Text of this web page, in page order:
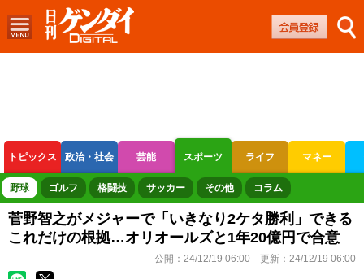
トピックス 政治・社会 芸能 スポーツ ライフ マネー
ボートレース 競輪 オートレース
野球 ゴルフ 格闘技 サッカー その他 コラム
菅野智之がメジャーで「いきなり2ケタ勝利」できる
これだけの根拠…オリオールズと1年20億円で合意
公開： 24/12/19 06:00 更新： 24/12/19 06:00